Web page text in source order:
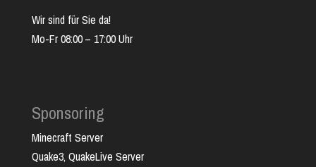
Wir sind für Sie da!
Mo-Fr 08:00 – 17:00 Uhr
Sponsoring
Minecraft Server
Quake3, QuakeLive Server